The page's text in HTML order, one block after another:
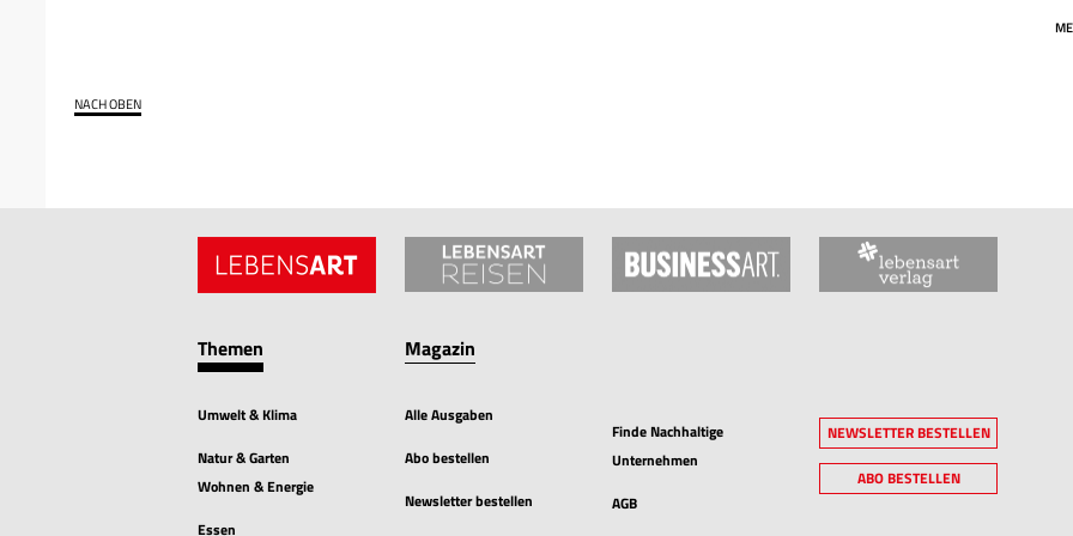
NACH OBEN
Themen
Umwelt & Klima
Natur & Garten
Wohnen & Energie
Essen
Magazin
Alle Ausgaben
Abo bestellen
Newsletter bestellen
Finde Nachhaltige
Unternehmen
AGB
NEWSLETTER BESTELLEN
ABO BESTELLEN